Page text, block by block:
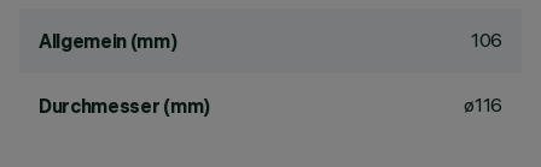
Allgemein (mm) 106
Durchmesser (mm) ø116